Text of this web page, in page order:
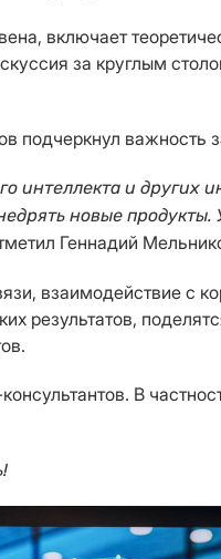
включает
за круглым
подчеркнул важность
интеллекта и других
новые продукты.
Геннадий
взаимодействие с
результатов,
В